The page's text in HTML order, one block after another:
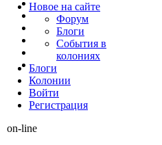
Новое на сайте
Форум
Блоги
События в
колониях
Блоги
Колонии
Войти
Peгиcтpaция
on-line